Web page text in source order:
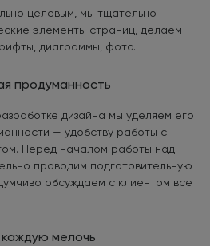
целевым, мы тщательно
элементы страниц, делаем
диаграммы, фото.
продуманность
дизайна мы уделяем его
— удобству работы с
Перед началом работы над
проводим подготовительную
обсуждаем с клиентом все
мелочь